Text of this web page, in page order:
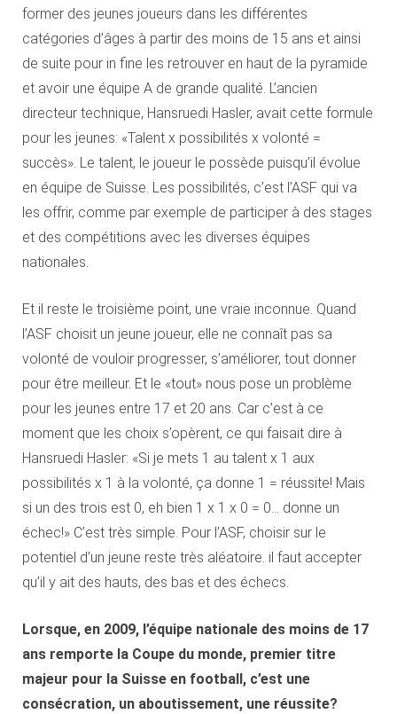
former des jeunes joueurs dans les différentes
catégories d’âges à partir des moins de 15 ans et ainsi
de suite pour in fine les retrouver en haut de la pyramide
et avoir une équipe A de grande qualité. L’ancien
directeur technique, Hansruedi Hasler, avait cette formule
pour les jeunes: «Talent x possibilités x volonté =
succès». Le talent, le joueur le possède puisqu’il évolue
en équipe de Suisse. Les possibilités, c’est l’ASF qui va
les offrir, comme par exemple de participer à des stages
et des compétitions avec les diverses équipes
nationales.
Et il reste le troisième point, une vraie inconnue. Quand
l’ASF choisit un jeune joueur, elle ne connaît pas sa
volonté de vouloir progresser, s’améliorer, tout donner
pour être meilleur. Et le «tout» nous pose un problème
pour les jeunes entre 17 et 20 ans. Car c’est à ce
moment que les choix s’opèrent, ce qui faisait dire à
Hansruedi Hasler: «Si je mets 1 au talent x 1 aux
possibilités x 1 à la volonté, ça donne 1 = réussite! Mais
si un des trois est 0, eh bien 1 x 1 x 0 = 0… donne un
échec!» C’est très simple. Pour l’ASF, choisir sur le
potentiel d’un jeune reste très aléatoire. il faut accepter
qu’il y ait des hauts, des bas et des échecs.
Lorsque, en 2009, l’équipe nationale des moins de 17
ans remporte la Coupe du monde, premier titre
majeur pour la Suisse en football, c’est une
consécration, un aboutissement, une réussite?